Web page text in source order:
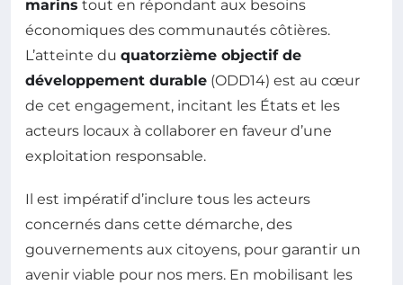
marins tout en répondant aux besoins
économiques des communautés côtières.
L’atteinte du quatorzième objectif de
développement durable (ODD14) est au cœur
de cet engagement, incitant les États et les
acteurs locaux à collaborer en faveur d’une
exploitation responsable.
Il est impératif d’inclure tous les acteurs
concernés dans cette démarche, des
gouvernements aux citoyens, pour garantir un
avenir viable pour nos mers. En mobilisant les